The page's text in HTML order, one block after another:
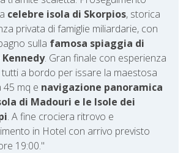
celebre isola di Skorpios, storica
privata di famiglie miliardarie, con
sulla famosa spiaggia di
Kennedy. Gran finale con esperienza
tutti a bordo per issare la maestosa
45 mq e navigazione panoramica
di Madouri e le Isole dei
. A fine crociera ritrovo e
in Hotel con arrivo previsto
19:00."